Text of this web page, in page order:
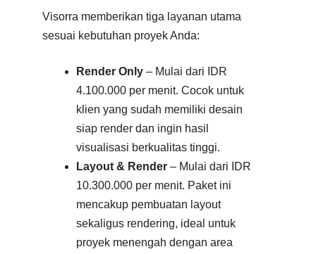
Visorra memberikan tiga layanan utama
sesuai kebutuhan proyek Anda:
Render Only– Mulai dari IDR
4.100.000 per menit. Cocok untuk
klien yang sudah memiliki desain
siap render dan ingin hasil
visualisasi berkualitas tinggi.
Layout & Render– Mulai dari IDR
10.300.000 per menit. Paket ini
mencakup pembuatan layout
sekaligus rendering, ideal untuk
proyek menengah dengan area